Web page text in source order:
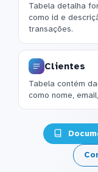
Tabela detalha
como id e
transações.
Clientes
Tabela contém
como nome,